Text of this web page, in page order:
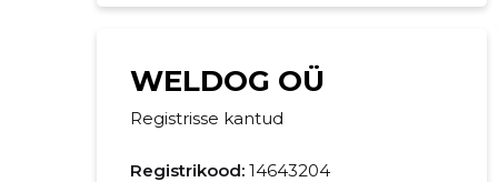
WELDOG OÜ
Registrisse kantud
Registrikood: 14643204